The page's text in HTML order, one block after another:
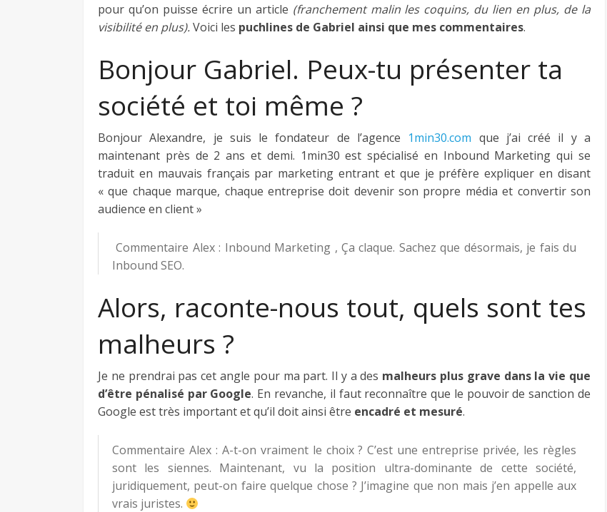
pour qu’on puisse écrire un article (franchement malin les coquins, du lien en plus, de la
visibilité en plus).Voici les puchlines de Gabriel ainsi que mes commentaires.
Bonjour Gabriel. Peux-tu présenter ta
société et toi même ?
Bonjour Alexandre, je suis le fondateur de l’agence 1min30.com que j’ai créé il y a
maintenant près de 2 ans et demi. 1min30 est spécialisé en Inbound Marketing qui se
traduit en mauvais français par marketing entrant et que je préfère expliquer en disant
« que chaque marque, chaque entreprise doit devenir son propre média et convertir son
audience en client »
Commentaire Alex : Inbound Marketing , Ça claque. Sachez que désormais, je fais du
Inbound SEO.
Alors, raconte-nous tout, quels sont tes
malheurs ?
Je ne prendrai pas cet angle pour ma part. Il y a des malheurs plus grave dans la vie que
d’être pénalisé par Google. En revanche, il faut reconnaître que le pouvoir de sanction de
Google est très important et qu’il doit ainsi être encadré et mesuré.
Commentaire Alex : A-t-on vraiment le choix ? C’est une entreprise privée, les règles
sont les siennes. Maintenant, vu la position ultra-dominante de cette société,
juridiquement, peut-on faire quelque chose ? J’imagine que non mais j’en appelle aux
vrais juristes.